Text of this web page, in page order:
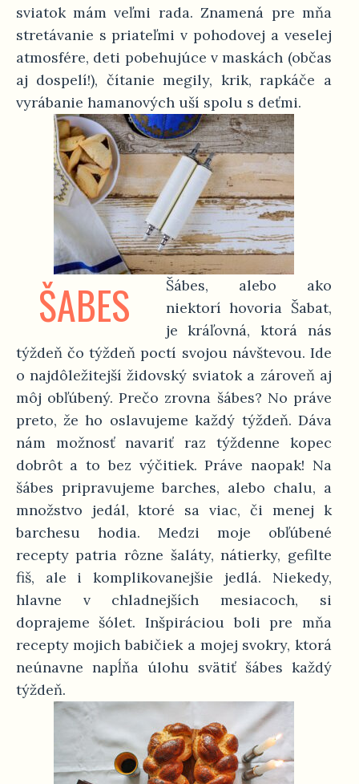
sviatok mám veľmi rada. Znamená pre mňa
stretávanie s priateľmi v pohodovej a veselej
atmosfére, deti pobehujúce v maskách (občas
aj dospelí!), čítanie megily, krik, rapkáče a
vyrábanie hamanových uší spolu s deťmi.
ŠABES
Šábes, alebo ako
niektorí hovoria Šabat,
je kráľovná, ktorá nás
týždeň čo týždeň poctí svojou návštevou. Ide
o najdôležitejší židovský sviatok a zároveň aj
môj obľúbený. Prečo zrovna šábes? No práve
preto, že ho oslavujeme každý týždeň. Dáva
nám možnosť navariť raz týždenne kopec
dobrôt a to bez výčitiek. Práve naopak! Na
šábes pripravujeme barches, alebo chalu, a
množstvo jedál, ktoré sa viac, či menej k
barchesu hodia. Medzi moje obľúbené
recepty patria rôzne šaláty, nátierky, gefilte
fiš, ale i komplikovanejšie jedlá. Niekedy,
hlavne v chladnejších mesiacoch, si
doprajeme šólet. Inšpiráciou boli pre mňa
recepty mojich babičiek a mojej svokry, ktorá
neúnavne napĺňa úlohu svätiť šábes každý
týždeň.